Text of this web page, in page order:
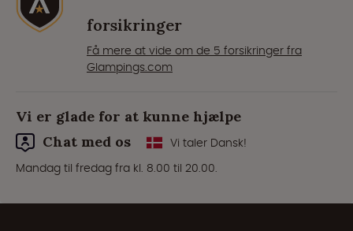
forsikringer
Få mere at vide om de 5 forsikringer fra
Glampings.com
Vi er glade for at kunne hjælpe
Chat med os
Vi taler Dansk!
Mandag til fredag fra kl. 8.00 til 20.00.